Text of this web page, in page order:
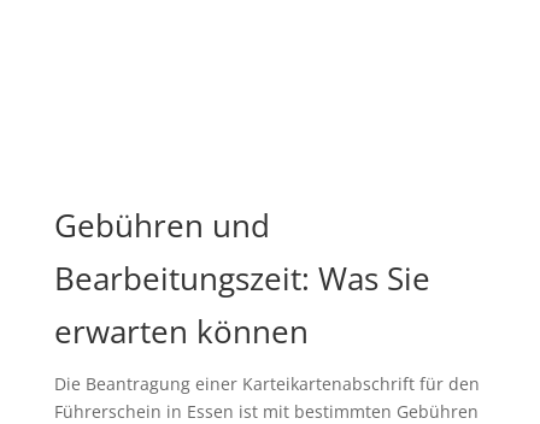
Gebühren und
Bearbeitungszeit: Was Sie
erwarten können
Die Beantragung einer Karteikartenabschrift für den
Führerschein in Essen ist mit bestimmten Gebühren